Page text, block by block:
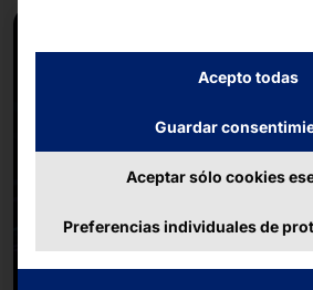
Acepto todas
Guardar
Aceptar sólo cookies
Preferencias individuales de